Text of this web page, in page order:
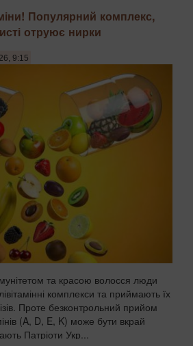
мікропластику в тканинах
Останні дослідження показують,
полімерів здатні долати
бар'єр, який раніше вважався
Популярний комплекс,
отруює нирки
9:15
та красою волосся люди
комплекси та приймають їх
Проте безконтрольний прийом
(A, D, E, K) може бути вкрай
Патріоти Укр...